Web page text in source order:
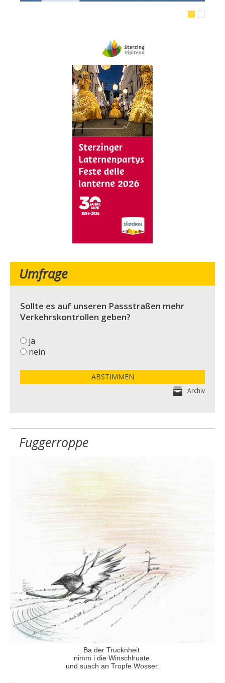
Umfrage
Sollte es auf unseren Passstraßen mehr
Verkehrskontrollen geben?
ja
nein
ABSTIMMEN
Archiv
Fuggerroppe
Ba der Trucknheit
nimm i die Winschlruate
und suach an Tropfe Wosser.